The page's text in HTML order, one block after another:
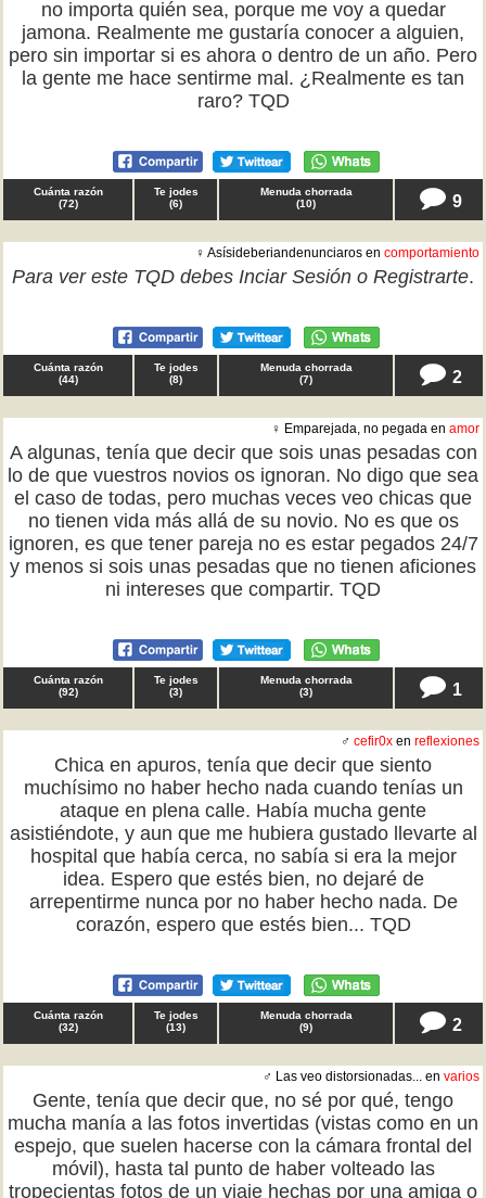
no importa quién sea, porque me voy a quedar
jamona. Realmente me gustaría conocer a alguien,
pero sin importar si es ahora o dentro de un año. Pero
la gente me hace sentirme mal. ¿Realmente es tan
raro? TQD
Cuánta razón
(72)
Te jodes
(6)
Menuda chorrada
(10) 9
♀ Asísideberiandenunciaros en comportamiento
Para ver este TQD debes Inciar Sesión o Registrarte.
Cuánta razón
(44)
Te jodes
(8)
Menuda chorrada
(7) 2
♀ Emparejada, no pegada en amor
A algunas, tenía que decir que sois unas pesadas con
lo de que vuestros novios os ignoran. No digo que sea
el caso de todas, pero muchas veces veo chicas que
no tienen vida más allá de su novio. No es que os
ignoren, es que tener pareja no es estar pegados 24/7
y menos si sois unas pesadas que no tienen aficiones
ni intereses que compartir. TQD
Cuánta razón
(92)
Te jodes
(3)
Menuda chorrada
(3) 1
♂ cefir0x en reflexiones
Chica en apuros, tenía que decir que siento
muchísimo no haber hecho nada cuando tenías un
ataque en plena calle. Había mucha gente
asistiéndote, y aun que me hubiera gustado llevarte al
hospital que había cerca, no sabía si era la mejor
idea. Espero que estés bien, no dejaré de
arrepentirme nunca por no haber hecho nada. De
corazón, espero que estés bien... TQD
Cuánta razón
(32)
Te jodes
(13)
Menuda chorrada
(9) 2
♂ Las veo distorsionadas... en varios
Gente, tenía que decir que, no sé por qué, tengo
mucha manía a las fotos invertidas (vistas como en un
espejo, que suelen hacerse con la cámara frontal del
móvil), hasta tal punto de haber volteado las
tropecientas fotos de un viaje hechas por una amiga o